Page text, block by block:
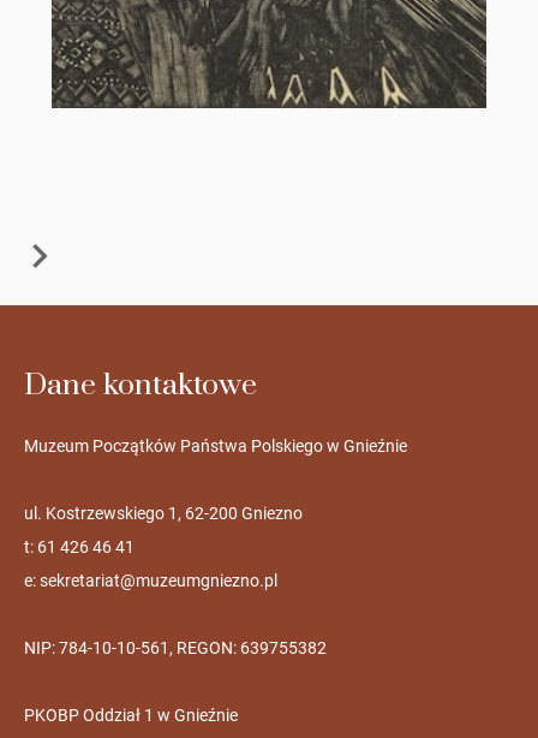
Dane kontaktowe
Muzeum Początków Państwa Polskiego w Gnieźnie
ul. Kostrzewskiego 1, 62-200 Gniezno
t: 61 426 46 41
e:sekretariat@muzeumgniezno.pl
NIP: 784-10-10-561, REGON: 639755382
PKOBP Oddział 1 w Gnieźnie